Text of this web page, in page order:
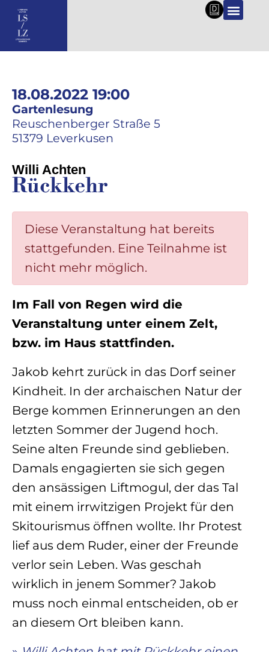
DE
18.08.2022 19:00
Gartenlesung
Reuschenberger Straße 5
51379 Leverkusen
Willi Achten
Rückkehr
Diese Veranstaltung hat bereits
stattgefunden. Eine Teilnahme ist
nicht mehr möglich.
Im Fall von Regen wird die
Veranstaltung unter einem Zelt,
bzw. im Haus stattfinden.
Jakob kehrt zurück in das Dorf seiner
Kindheit. In der archaischen Natur der
Berge kommen Erinnerungen an den
letzten Sommer der Jugend hoch.
Seine alten Freunde sind geblieben.
Damals engagierten sie sich gegen
den ansässigen Liftmogul, der das Tal
mit einem irrwitzigen Projekt für den
Skitourismus öffnen wollte. Ihr Protest
lief aus dem Ruder, einer der Freunde
verlor sein Leben. Was geschah
wirklich in jenem Sommer? Jakob
muss noch einmal entscheiden, ob er
an diesem Ort bleiben kann.